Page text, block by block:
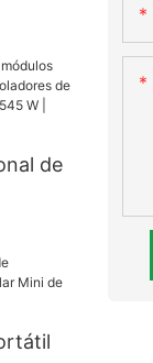
de
545